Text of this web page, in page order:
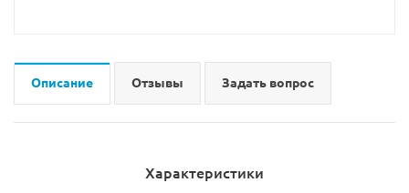
Описание Отзывы Задать вопрос
Характеристики